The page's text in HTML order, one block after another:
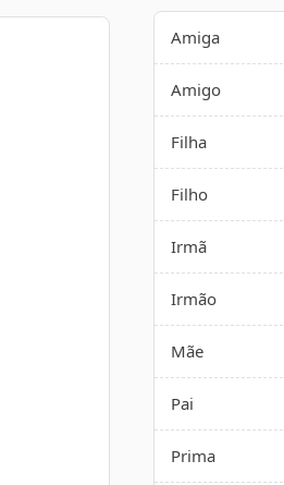
Amiga
Amigo
Filha
Filho
Irmã
Irmão
Mãe
Pai
Prima